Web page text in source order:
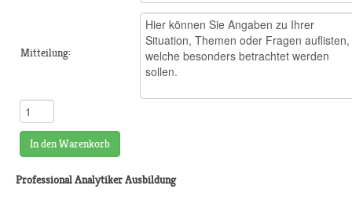
Mitteilung:
In den Warenkorb
Professional Analytiker Ausbildung